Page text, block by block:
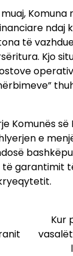
Komuna
ndaj
të
Kjo
Komunës së
e
të garantimit
Kur